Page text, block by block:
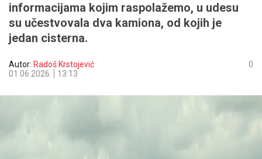
informacijama kojim raspolažemo, u udesu
su učestvovala dva kamiona, od kojih je
jedan cisterna.
Autor: Radoš Krstojević
01.06.2026.
13:13
0